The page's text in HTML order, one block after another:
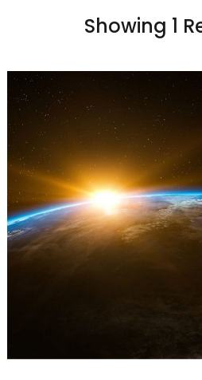
Showing 1